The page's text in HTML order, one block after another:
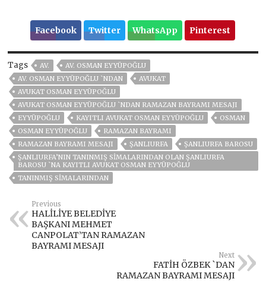
Facebook Twitter WhatsApp Pinterest
Tags AV.
AV. OSMAN EYYÜPOĞLU
AV. OSMAN EYYÜPOĞLU `NDAN
AVUKAT
AVUKAT OSMAN EYYÜPOĞLU
AVUKAT OSMAN EYYÜPOĞLU `NDAN RAMAZAN BAYRAMI MESAJI
EYYÜPOĞLU
KAYITLI AVUKAT OSMAN EYYÜPOĞLU
OSMAN
OSMAN EYYÜPOĞLU
RAMAZAN BAYRAMI
RAMAZAN BAYRAMI MESAJI
ŞANLIURFA
ŞANLIURFA BAROSU
ŞANLIURFA’NIN TANINMIŞ SIMALARINDAN OLAN ŞANLIURFA
BAROSU `NA KAYITLI AVUKAT OSMAN EYYÜPOĞLU
TANINMIŞ SIMALARINDAN
Previous
HALİLİYE BELEDİYE
BAŞKANI MEHMET
CANPOLAT’TAN RAMAZAN
BAYRAMI MESAJI
Next
FATİH ÖZBEK `DAN
RAMAZAN BAYRAMI MESAJI